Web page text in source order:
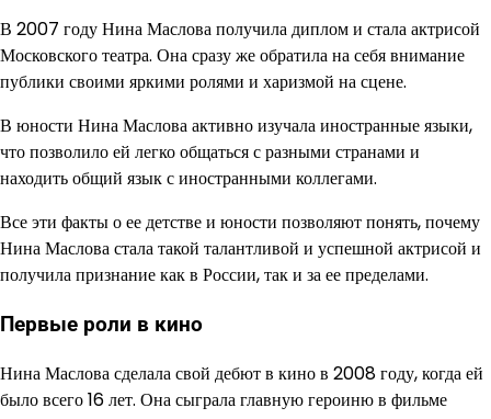
В 2007 году Нина Маслова получила диплом и стала актрисой
Московского театра. Она сразу же обратила на себя внимание
публики своими яркими ролями и харизмой на сцене.
В юности Нина Маслова активно изучала иностранные языки,
что позволило ей легко общаться с разными странами и
находить общий язык с иностранными коллегами.
Все эти факты о ее детстве и юности позволяют понять, почему
Нина Маслова стала такой талантливой и успешной актрисой и
получила признание как в России, так и за ее пределами.
Первые роли в кино
Нина Маслова сделала свой дебют в кино в 2008 году, когда ей
было всего 16 лет. Она сыграла главную героиню в фильме